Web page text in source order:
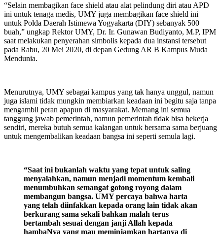
“Selain membagikan face shield atau alat pelindung diri atau APD
ini untuk tenaga medis, UMY juga membagikan face shield ini
untuk Polda Daerah Istimewa Yogyakarta (DIY) sebanyak 500
buah,” ungkap Rektor UMY, Dr. Ir. Gunawan Budiyanto, M.P, IPM
saat melakukan penyerahan simbolis kepada dua instansi tersebut
pada Rabu, 20 Mei 2020, di depan Gedung AR B Kampus Muda
Mendunia.
Menurutnya, UMY sebagai kampus yang tak hanya unggul, namun
juga islami tidak mungkin membiarkan keadaan ini begitu saja tanpa
mengambil peran apapun di masyarakat. Memang ini semua
tanggung jawab pemerintah, namun pemerintah tidak bisa bekerja
sendiri, mereka butuh semua kalangan untuk bersama sama berjuang
untuk mengembalikan keadaan bangsa ini seperti semula lagi.
“Saat ini bukanlah waktu yang tepat untuk saling
menyalahkan, namun menjadi momentum kembali
menumbuhkan semangat gotong royong dalam
membangun bangsa. UMY percaya bahwa harta
yang telah diinfakkan kepada orang lain tidak akan
berkurang sama sekali bahkan malah terus
bertambah sesuai dengan janji Allah kepada
hambaNya yang mau meminjamkan hartanya di